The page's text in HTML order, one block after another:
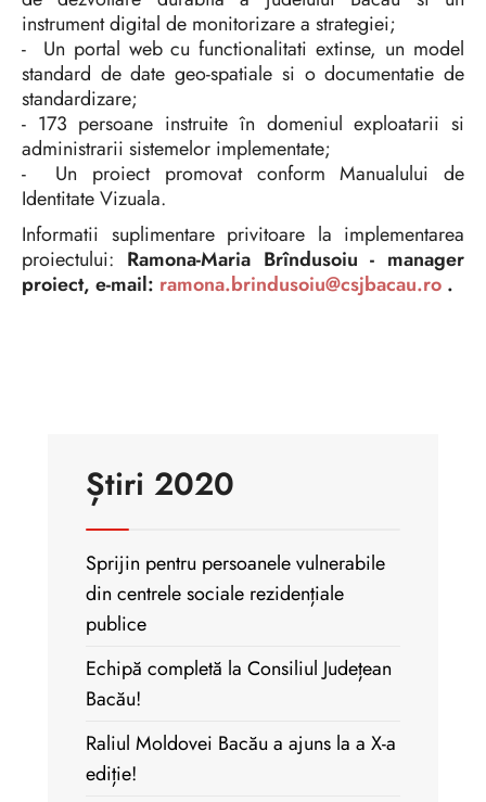
instrument digital de monitorizare a strategiei;
- Un portal web cu functionalitati extinse, un model
standard de date geo-spatiale si o documentatie de
standardizare;
- 173 persoane instruite în domeniul exploatarii si
administrarii sistemelor implementate;
- Un proiect promovat conform Manualului de
Identitate Vizuala.
Informatii suplimentare privitoare la implementarea
proiectului: Ramona-Maria Brîndusoiu - manager
proiect, e-mail: ramona.brindusoiu@csjbacau.ro .
Știri 2020
Sprijin pentru persoanele vulnerabile
din centrele sociale rezidențiale
publice
Echipă completă la Consiliul Județean
Bacău!
Raliul Moldovei Bacău a ajuns la a X-a
ediție!